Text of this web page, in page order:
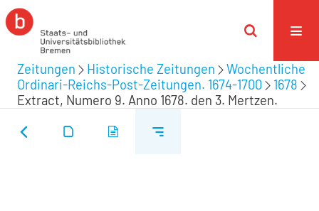
Zeitungen Historische Zeitungen
Wochentliche
Ordinari-Reichs-Post-Zeitungen. 1674-1700
1678
Extract, Numero 9. Anno 1678. den 3. Mertzen.